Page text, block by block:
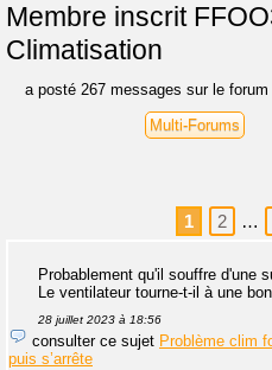
Membre inscrit
Climatisation
a posté 267 messages sur le
Multi-Forums
1 2 …
Probablement qu'il souffre d'une
Le ventilateur tourne-t-il à une
28 juillet 2023 à 18:56
consulter ce sujet Problème clim
puis s’arrête